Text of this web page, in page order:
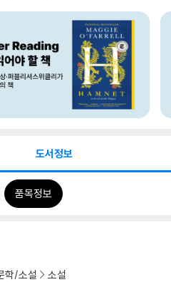
도서정보
품목정보
학/소설 소설